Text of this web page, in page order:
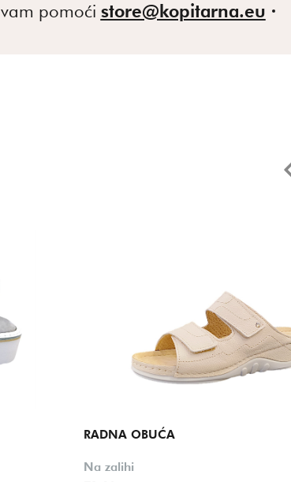
pomoći store@kopitarna.eu
RADNA OBUĆA
Na zalihi